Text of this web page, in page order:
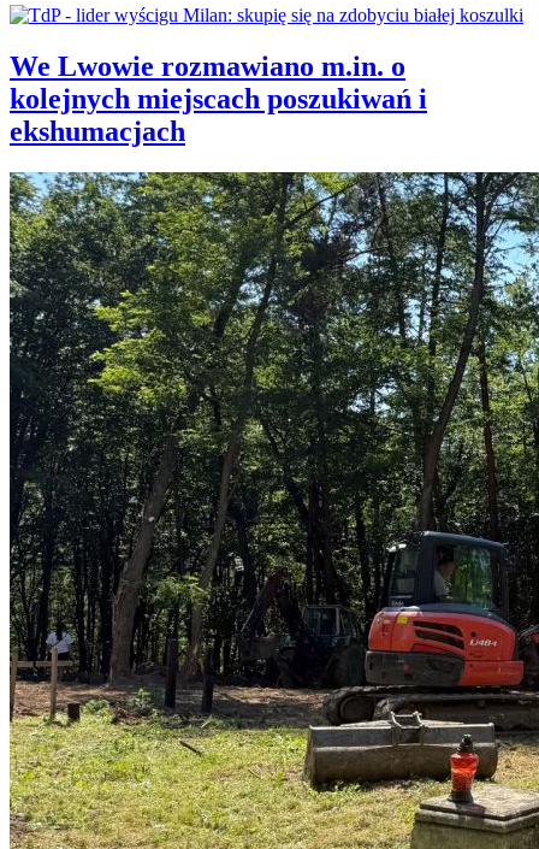
We Lwowie rozmawiano m.in. o
kolejnych miejscach poszukiwań i
ekshumacjach